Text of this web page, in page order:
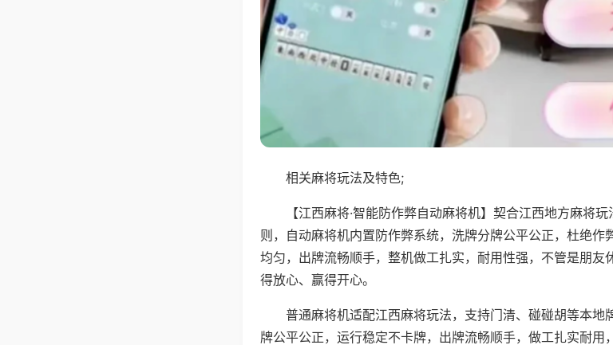
相关麻将玩法及特色;
【江西麻将·智能防作弊自动麻将机】契合江西地方麻将
则，自动麻将机内置防作弊系统，洗牌分牌公平公正，杜绝作
均匀，出牌流畅顺手，整机做工扎实，耐用性强，不管是朋友
得放心、赢得开心。
普通麻将机适配江西麻将玩法，支持门清、碰碰胡等本地
牌公平公正，运行稳定不卡牌，出牌流畅顺手，做工扎实耐用